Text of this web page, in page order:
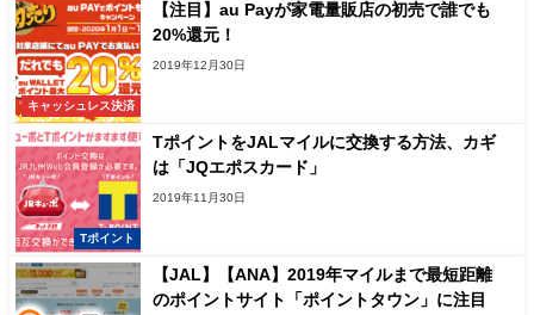
キャッシュレス決済
【注目】au Payが家電量販店の初売で誰でも
20%還元！
2019年12月30日
Tポイント
TポイントをJALマイルに交換する方法、カギ
は「JQエポスカード」
2019年11月30日
【JAL】【ANA】2019年マイルまで最短距離
のポイントサイト「ポイントタウン」に注目